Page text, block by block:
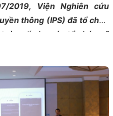
2019, Viện Nghiên cứu
thông (IPS) đã tổ chức
số cho các tổ chức xã